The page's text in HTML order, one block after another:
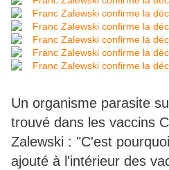
Un organisme parasite
trouvé dans les vaccins
Zalewski : "C'est
ajouté à l'intérieur des